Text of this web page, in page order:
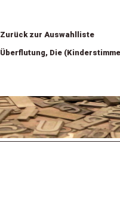
Zurück zur Auswahlliste
Überflutung, Die